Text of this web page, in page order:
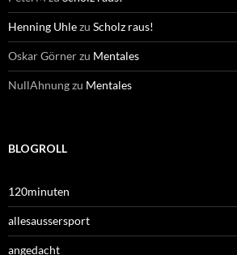
Henning Uhlezu Scholz raus!
Oskar Görnerzu Mentales
NullAhnungzu Mentales
BLOGROLL
120minuten
allesaussersport
angedacht